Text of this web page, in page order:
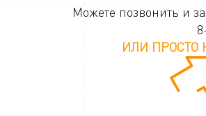
Можете позвонить и
ИЛИ ПРОСТО